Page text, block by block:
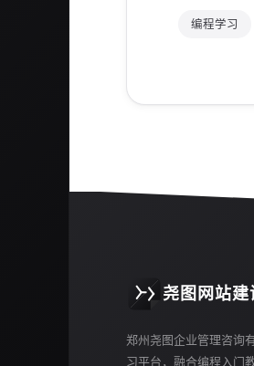
编程学习
尧图网站建
郑州尧图企业管理咨询
习平台，融合编程入门